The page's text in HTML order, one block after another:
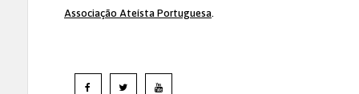
Associação Ateísta Portuguesa.